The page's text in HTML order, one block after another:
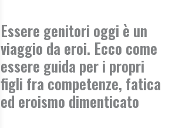
Essere genitori oggi è un
viaggio da eroi. Ecco come
essere guida per i propri
figli fra competenze, fatica
ed eroismo dimenticato